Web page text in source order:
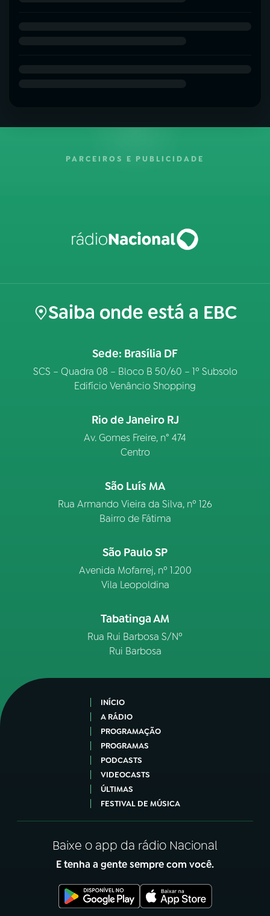
PARCEIROS E PUBLICIDADE
Saiba onde está a EBC
Sede: Brasília DF
SCS – Quadra 08 – Bloco B 50/60 – 1º Subsolo
Edifício Venâncio Shopping
Rio de Janeiro RJ
Av. Gomes Freire, n° 474
Centro
São Luís MA
Rua Armando Vieira da Silva, nº 126
Bairro de Fátima
São Paulo SP
Avenida Mofarrej, nº 1.200
Vila Leopoldina
Tabatinga AM
Rua Rui Barbosa S/Nº
Rui Barbosa
INÍCIO
A RÁDIO
PROGRAMAÇÃO
PROGRAMAS
PODCASTS
VIDEOCASTS
ÚLTIMAS
FESTIVAL DE MÚSICA
Baixe o app da rádio Nacional
E tenha a gente sempre com você.